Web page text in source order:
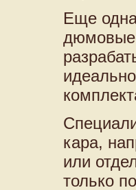
Еще
дюмовые
кара,
или
только